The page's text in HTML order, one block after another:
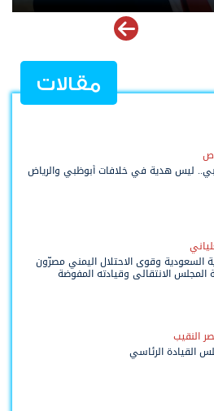
مقالات
ليس هدية في خلافات أبوظبي والرياض
السعودية وقوى الاحتلال اليمني مصرّون
الانتقالي وقيادته المفوضة
النقيب
القيادة الرئاسي